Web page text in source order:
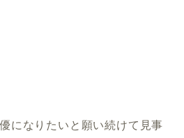
になりたいと願い続けて見事